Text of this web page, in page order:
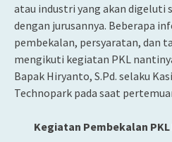
atau industri yang akan digeluti
dengan jurusannya. Beberapa
pembekalan, persyaratan, dan
mengikuti kegiatan PKL
Bapak Hiryanto, S.Pd. selaku
Technopark pada saat
Kegiatan Pembekalan PKL